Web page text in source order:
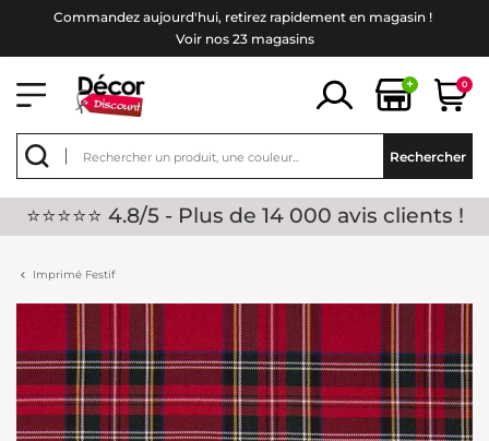
Commandez aujourd'hui, retirez rapidement en magasin !
Voir nos 23 magasins
+ 0
Rechercher
⭐⭐⭐⭐⭐ 4.8/5 - Plus de 14 000 avis clients !
Imprimé Festif